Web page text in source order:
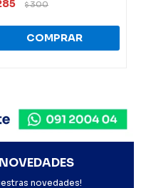
$300
novedades!